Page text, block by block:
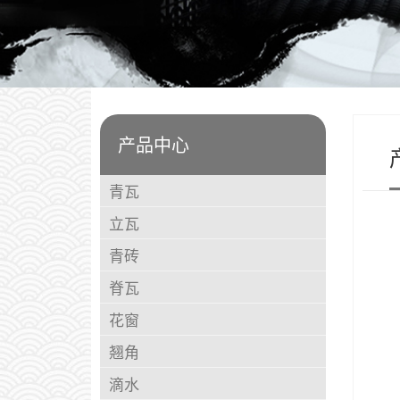
产品中心
青瓦
立瓦
青砖
脊瓦
花窗
翘角
滴水